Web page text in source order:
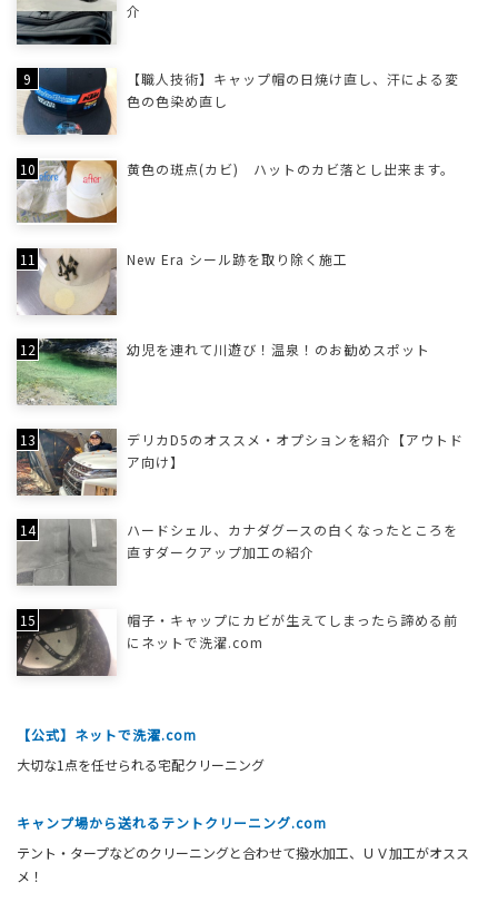
介
【職人技術】キャップ帽の日焼け直し、汗による変
色の色染め直し
黄色の斑点(カビ) ハットのカビ落とし出来ます。
New Era シール跡を取り除く施工
幼児を連れて川遊び！温泉！のお勧めスポット
デリカD5のオススメ・オプションを紹介【アウトド
ア向け】
ハードシェル、カナダグースの白くなったところを
直すダークアップ加工の紹介
帽子・キャップにカビが生えてしまったら諦める前
にネットで洗濯.com
【公式】ネットで洗濯.com
大切な1点を任せられる宅配クリーニング
キャンプ場から送れるテントクリーニング.com
テント・タープなどのクリーニングと合わせて撥水加工、ＵＶ加工がオスス
メ！